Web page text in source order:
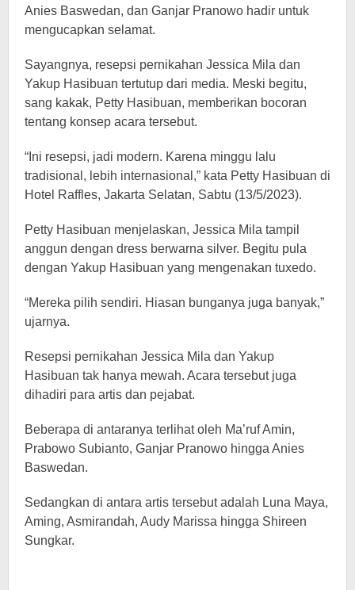
Anies Baswedan, dan Ganjar Pranowo hadir untuk
mengucapkan selamat.
Sayangnya, resepsi pernikahan Jessica Mila dan
Yakup Hasibuan tertutup dari media. Meski begitu,
sang kakak, Petty Hasibuan, memberikan bocoran
tentang konsep acara tersebut.
“Ini resepsi, jadi modern. Karena minggu lalu
tradisional, lebih internasional,” kata Petty Hasibuan di
Hotel Raffles, Jakarta Selatan, Sabtu (13/5/2023).
Petty Hasibuan menjelaskan, Jessica Mila tampil
anggun dengan dress berwarna silver. Begitu pula
dengan Yakup Hasibuan yang mengenakan tuxedo.
“Mereka pilih sendiri. Hiasan bunganya juga banyak,”
ujarnya.
Resepsi pernikahan Jessica Mila dan Yakup
Hasibuan tak hanya mewah. Acara tersebut juga
dihadiri para artis dan pejabat.
Beberapa di antaranya terlihat oleh Ma’ruf Amin,
Prabowo Subianto, Ganjar Pranowo hingga Anies
Baswedan.
Sedangkan di antara artis tersebut adalah Luna Maya,
Aming, Asmirandah, Audy Marissa hingga Shireen
Sungkar.